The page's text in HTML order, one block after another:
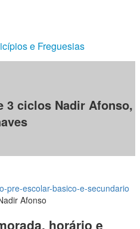
e Freguesias
3 ciclos Nadir Afonso,
pre-escolar-basico-e-secundario
Afonso
horário e